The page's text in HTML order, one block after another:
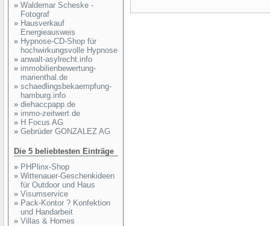
» Waldemar Scheske -
Fotograf
» Hausverkauf
Energieausweis
» Hypnose-CD-Shop für
hochwirkungsvolle Hypnose
» anwalt-asylrecht.info
» immobilienbewertung-
marienthal.de
» schaedlingsbekaempfung-
hamburg.info
» diehaccpapp.de
» immo-zeitwert.de
» H Focus AG
» Gebrüder GONZALEZ AG
Die 5 beliebtesten Einträge
» PHPlinx-Shop
» Wittenauer-Geschenkideen
für Outdoor und Haus
» Visumservice
» Pack-Kontor ? Konfektion
und Handarbeit
» Villas & Homes